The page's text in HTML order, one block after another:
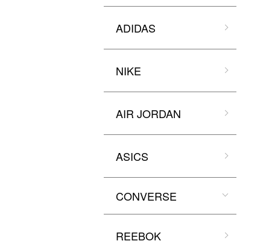
ADIDAS
NIKE
AIR JORDAN
ASICS
CONVERSE
REEBOK